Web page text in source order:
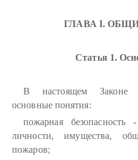
ГЛАВА I.
Статья 1.
В настоящем Законе
основные понятия:
пожарная безопасность
личности, имущества,
пожаров;